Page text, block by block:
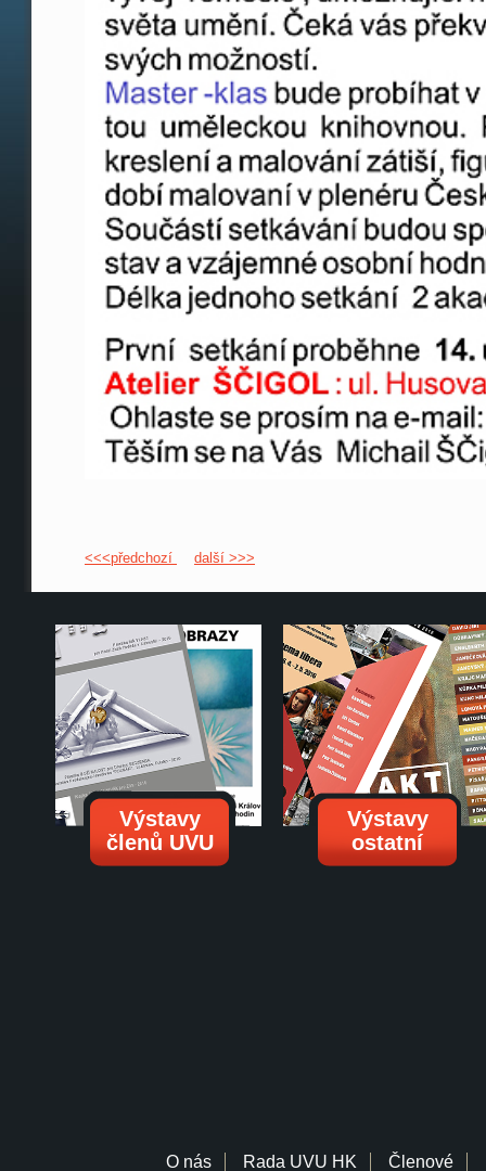
<<<předchozí další >>>
Výstavy
členů UVU
Výstavy
ostatní
O nás Rada UVU HK Členové